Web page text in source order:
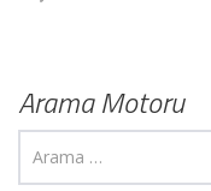
Arama Motoru